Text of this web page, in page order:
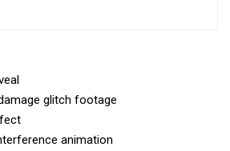
glitch footage
animation